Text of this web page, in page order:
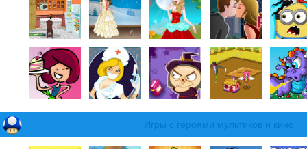
Игры с героями мультиков и кино